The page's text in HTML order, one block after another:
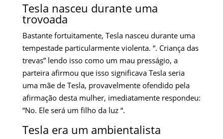
Tesla nasceu durante uma
trovoada
Bastante fortuitamente, Tesla nasceu durante uma
tempestade particularmente violenta. “. Criança das
trevas” lendo isso como um mau presságio, a
parteira afirmou que isso significava Tesla seria
uma mãe de Tesla, provavelmente ofendido pela
afirmação desta mulher, imediatamente respondeu:
“No. Ele será um filho da luz “.
Tesla era um ambientalista